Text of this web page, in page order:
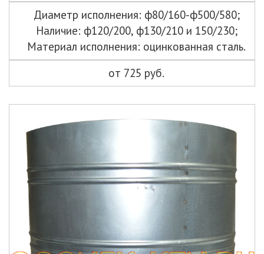
Диаметр исполнения: ф80/160-ф500/580;
Наличие: ф120/200, ф130/210 и 150/230;
Материал исполнения: оцинкованная сталь.
от 725 руб.